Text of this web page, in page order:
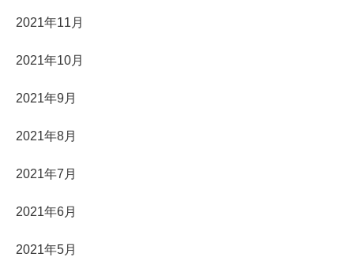
2021年11月
2021年10月
2021年9月
2021年8月
2021年7月
2021年6月
2021年5月